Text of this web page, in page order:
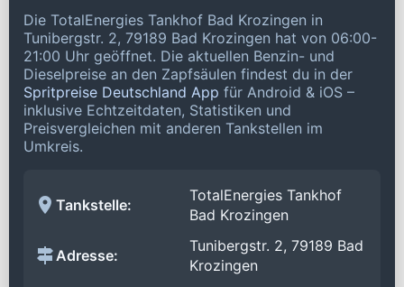
Die TotalEnergies Tankhof Bad Krozingen in
Tunibergstr. 2, 79189 Bad Krozingen hat von 06:00-
21:00 Uhr geöffnet. Die aktuellen Benzin- und
Dieselpreise an den Zapfsäulen findest du in der
Spritpreise Deutschland App für Android & iOS –
inklusive Echtzeitdaten, Statistiken und
Preisvergleichen mit anderen Tankstellen im
Umkreis.
Tankstelle:
TotalEnergies Tankhof
Bad Krozingen
Adresse:
Tunibergstr. 2, 79189 Bad
Krozingen